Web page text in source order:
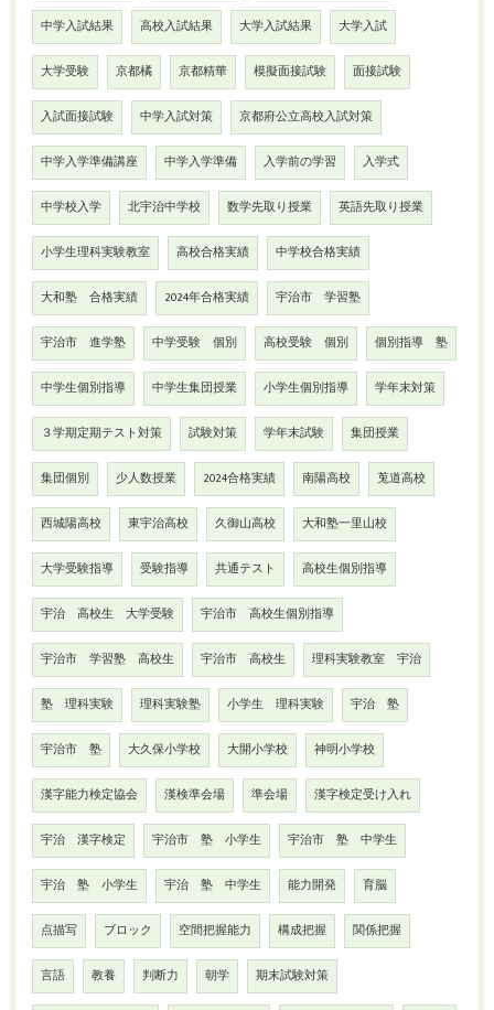
中学入試結果 高校入試結果 大学入試結果 大学入試
大学受験 京都橘 京都精華 模擬面接試験 面接試験
入試面接試験 中学入試対策 京都府公立高校入試対策
中学入学準備講座 中学入学準備 入学前の学習 入学式
中学校入学 北宇治中学校 数学先取り授業 英語先取り授業
小学生理科実験教室 高校合格実績 中学校合格実績
大和塾 合格実績 2024年合格実績 宇治市 学習塾
宇治市 進学塾 中学受験 個別 高校受験 個別 個別指導 塾
中学生個別指導 中学生集団授業 小学生個別指導 学年末対策
３学期定期テスト対策 試験対策 学年末試験 集団授業
集団個別 少人数授業 2024合格実績 南陽高校 莵道高校
西城陽高校 東宇治高校 久御山高校 大和塾一里山校
大学受験指導 受験指導 共通テスト 高校生個別指導
宇治 高校生 大学受験 宇治市 高校生個別指導
宇治市 学習塾 高校生 宇治市 高校生 理科実験教室 宇治
塾 理科実験 理科実験塾 小学生 理科実験 宇治 塾
宇治市 塾 大久保小学校 大開小学校 神明小学校
漢字能力検定協会 漢検準会場 準会場 漢字検定受け入れ
宇治 漢字検定 宇治市 塾 小学生 宇治市 塾 中学生
宇治 塾 小学生 宇治 塾 中学生 能力開発 育脳
点描写 ブロック 空間把握能力 構成把握 関係把握
言語 教養 判断力 朝学 期末試験対策